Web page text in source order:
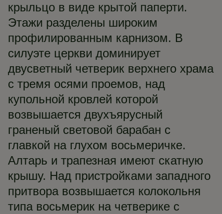
крыльцо в виде крытой паперти.
Этажи разделены широким
профилированным карнизом. В
силуэте церкви доминирует
двусветный четверик верхнего храма
с тремя осями проемов, над
купольной кровлей которой
возвышается двухъярусный
граненый световой барабан с
главкой на глухом восьмеричке.
Алтарь и трапезная имеют скатную
крышу. Над пристройками западного
притвора возвышается колокольня
типа восьмерик на четверике с